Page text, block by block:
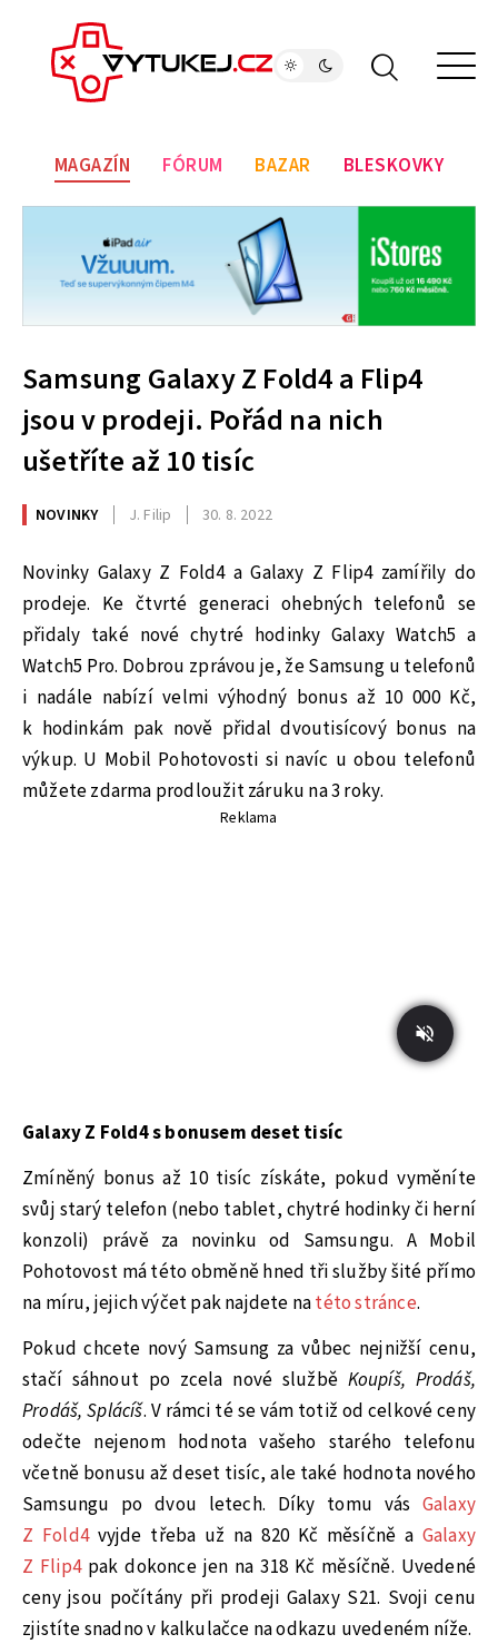
MAGAZÍN FÓRUM BAZAR BLESKOVKY
Samsung Galaxy Z Fold4 a Flip4
jsou v prodeji. Pořád na nich
ušetříte až 10 tisíc
NOVINKY J. Filip 30. 8. 2022
Novinky Galaxy Z Fold4 a Galaxy Z Flip4 zamířily do
prodeje. Ke čtvrté generaci ohebných telefonů se
přidaly také nové chytré hodinky Galaxy Watch5 a
Watch5 Pro. Dobrou zprávou je, že Samsung u telefonů
i nadále nabízí velmi výhodný bonus až 10 000 Kč,
k hodinkám pak nově přidal dvoutisícový bonus na
výkup. U Mobil Pohotovosti si navíc u obou telefonů
můžete zdarma prodloužit záruku na 3 roky.
Reklama
Galaxy Z Fold4 s bonusem deset tisíc
Zmíněný bonus až 10 tisíc získáte, pokud vyměníte
svůj starý telefon (nebo tablet, chytré hodinky či herní
konzoli) právě za novinku od Samsungu. A Mobil
Pohotovost má této obměně hned tři služby šité přímo
na míru, jejich výčet pak najdete natéto stránce.
Pokud chcete nový Samsung za vůbec nejnižší cenu,
stačí sáhnout po zcela nové službě Koupíš, Prodáš,
Prodáš, Splácíš. V rámci té se vám totiž od celkové ceny
odečte nejenom hodnota vašeho starého telefonu
včetně bonusu až deset tisíc, ale také hodnota nového
Samsungu po dvou letech. Díky tomu vás Galaxy
Z Fold4vyjde třeba už na 820 Kč měsíčně a Galaxy
Z Flip4pak dokonce jen na 318 Kč měsíčně. Uvedené
ceny jsou počítány při prodeji Galaxy S21. Svoji cenu
zjistíte snadno v kalkulačce na odkazu uvedeném níže.